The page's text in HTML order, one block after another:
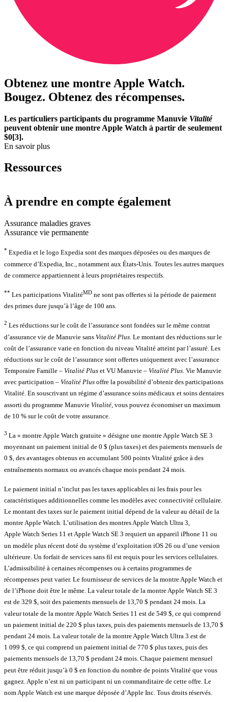
Obtenez une montre Apple Watch.
Bougez. Obtenez des récompenses.
Les particuliers participants du programme Manuvie Vitalité
peuvent obtenir une montre Apple Watch à partir de seulement
$0[3].
En savoir plus
Ressources
À prendre en compte également
Assurance maladies graves
Assurance vie permanente
* Expedia et le logo Expedia sont des marques déposées ou des marques de
commerce d’Expedia, Inc., notamment aux États-Unis. Toutes les autres marques
de commerce appartiennent à leurs propriétaires respectifs.
** Les participations VitalitéMD ne sont pas offertes si la période de paiement
des primes dure jusqu’à l’âge de 100 ans.
2 Les réductions sur le coût de l’assurance sont fondées sur le même contrat
d’assurance vie de Manuvie sans Vitalité Plus . Le montant des réductions sur le
coût de l’assurance varie en fonction du niveau Vitalité atteint par l’assuré. Les
réductions sur le coût de l’assurance sont offertes uniquement avec l’assurance
Temporaire Famille – Vitalité Plus et VU Manuvie – Vitalité Plus. Vie Manuvie
avec participation – Vitalité Plus offre la possibilité d’obtenir des participations
Vitalité. En souscrivant un régime d’assurance soins médicaux et soins dentaires
assorti du programme Manuvie Vitalité , vous pouvez économiser un maximum
de 10 % sur le coût de votre assurance.
3 La « montre Apple Watch gratuite » désigne une montre Apple Watch SE 3
moyennant un paiement initial de 0 $ (plus taxes) et des paiements mensuels de
0 $, des avantages obtenus en accumulant 500 points Vitalité grâce à des
entraînements normaux ou avancés chaque mois pendant 24 mois.
Le paiement initial n’inclut pas les taxes applicables ni les frais pour les
caractéristiques additionnelles comme les modèles avec connectivité cellulaire.
Le montant des taxes sur le paiement initial dépend de la valeur au détail de la
montre Apple Watch. L’utilisation des montres Apple Watch Ultra 3,
Apple Watch Series 11 et Apple Watch SE 3 requiert un appareil iPhone 11 ou
un modèle plus récent doté du système d’exploitation iOS 26 ou d’une version
ultérieure. Un forfait de services sans fil est requis pour les services cellulaires.
L’admissibilité à certaines récompenses ou à certains programmes de
récompenses peut varier. Le fournisseur de services de la montre Apple Watch et
de l’iPhone doit être le même. La valeur totale de la montre Apple Watch SE 3
est de 329 $, soit des paiements mensuels de 13,70 $ pendant 24 mois. La
valeur totale de la montre Apple Watch Series 11 est de 549 $, ce qui comprend
un paiement initial de 220 $ plus taxes, puis des paiements mensuels de 13,70 $
pendant 24 mois. La valeur totale de la montre Apple Watch Ultra 3 est de
1 099 $, ce qui comprend un paiement initial de 770 $ plus taxes, puis des
paiements mensuels de 13,70 $ pendant 24 mois. Chaque paiement mensuel
peut être réduit jusqu’à 0 $ en fonction du nombre de points Vitalité que vous
gagnez. Apple n’est ni un participant ni un commanditaire de cette offre. Le
nom Apple Watch est une marque déposée d’Apple Inc. Tous droits réservés.